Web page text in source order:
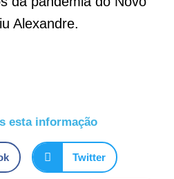
Alexandre.
esta informação
Twitter